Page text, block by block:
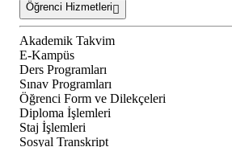
Öğrenci Hizmetleri
Akademik Takvim
E-Kampüs
Ders Programları
Sınav Programları
Öğrenci Form ve Dilekçeleri
Diploma İşlemleri
Staj İşlemleri
Sosyal Transkript